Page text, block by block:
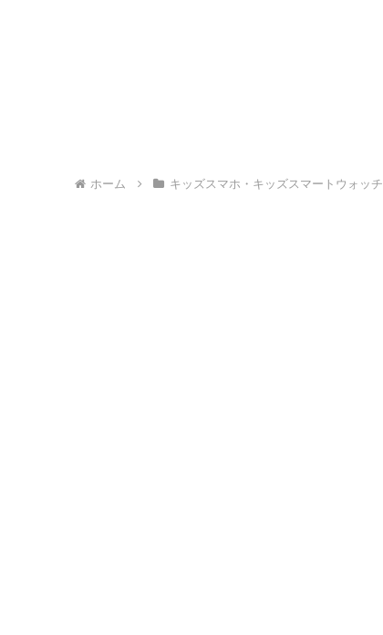
ホーム キッズスマホ・キッズスマートウォッチ